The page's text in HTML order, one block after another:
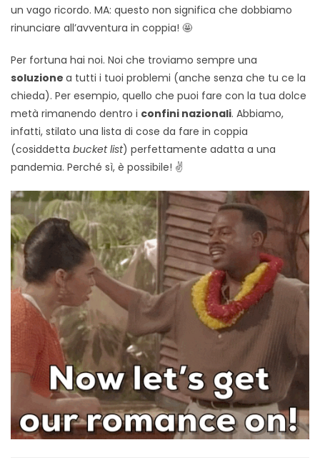
un vago ricordo. MA: questo non significa che dobbiamo
rinunciare all’avventura in coppia! 🤩
Per fortuna hai noi. Noi che troviamo sempre una
soluzione a tutti i tuoi problemi (anche senza che tu ce la
chieda). Per esempio, quello che puoi fare con la tua dolce
metà rimanendo dentro i confini nazionali. Abbiamo,
infatti, stilato una lista di cose da fare in coppia
(cosiddetta bucket list) perfettamente adatta a una
pandemia. Perché sì, è possibile! ✌️